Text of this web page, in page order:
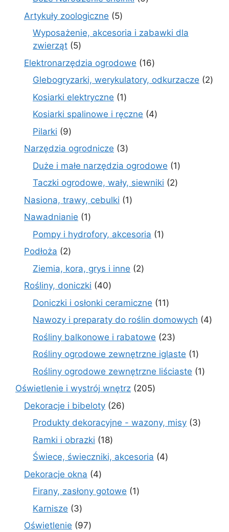
Artykuły zoologiczne 55
produktów
Wyposażenie, akcesoria i zabawki dla
zwierząt 55
produktów
Elektronarzędzia ogrodowe 1616
produktów
Glebogryzarki, werykulatory, odkurzacze 22
Kosiarki elektryczne 11
produkt
Kosiarki spalinowe i ręczne 44
Pilarki 99
produktów
Narzędzia ogrodnicze 33
produkty
Duże i małe narzędzia ogrodowe 11
Taczki ogrodowe, wały, siewniki 22
Nasiona, trawy, cebulki 11
Nawadnianie 11
produkt
Pompy i hydrofory, akcesoria 11
Podłoża 22
Ziemia, kora, grys i inne 22
Rośliny, doniczki 4040
produktów
Doniczki i osłonki ceramiczne 1111
produktów
Nawozy i preparaty do roślin domowych 44
Rośliny balkonowe i rabatowe 2323
produkty
Rośliny ogrodowe zewnętrzne iglaste 11
produkt
Rośliny ogrodowe zewnętrzne liściaste 11
Oświetlenie i wystrój wnętrz 205205
Dekoracje i bibeloty 2626
Produkty dekoracyjne - wazony, misy 33
Ramki i obrazki 1818
produktów
Świece, świeczniki, akcesoria 44
Dekoracje okna 44
produkty
Firany, zasłony gotowe 11
Karnisze 33
produkty
Oświetlenie 9797